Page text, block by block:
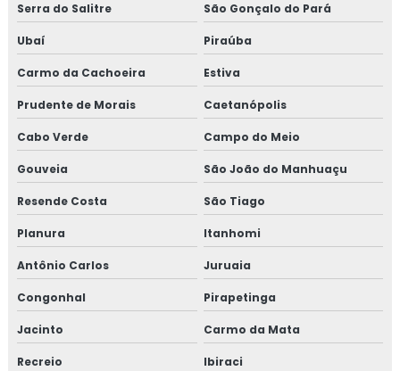
Serra do Salitre São Gonçalo do Pará
Ubaí Piraúba
Carmo da Cachoeira Estiva
Prudente de Morais Caetanópolis
Cabo Verde Campo do Meio
Gouveia São João do Manhuaçu
Resende Costa São Tiago
Planura Itanhomi
Antônio Carlos Juruaia
Congonhal Pirapetinga
Jacinto Carmo da Mata
Recreio Ibiraci